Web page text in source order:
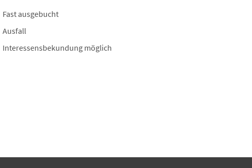
Fast ausgebucht
Ausfall
Interessensbekundung möglich